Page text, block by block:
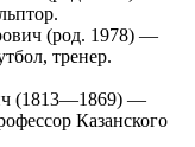
(род. 1978) —
тренер.
(1813—1869) —
Казанского